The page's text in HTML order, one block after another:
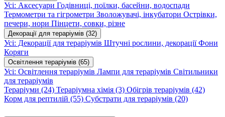
Усі: Аксесуари Годівниці, поїлки, басейни, водоспади
Термометри та гігрометри Зволожувачі, інкубатори Острівки,
печери, нори Пінцети, совки, різне
Декорації для тераріумів (32)
Усі: Декорації для тераріумів Штучні рослини, декораціїФони
Коряги
Освітлення тераріумів (65)
Усі: Освітлення тераріумів Лампи для тераріумів Світильники
для тераріумів
Тераріуми (24) Тераріумна хімія (3) Обігрів тераріумів (42)
Корм для рептилій (55) Субстрати для тераріумів (20)